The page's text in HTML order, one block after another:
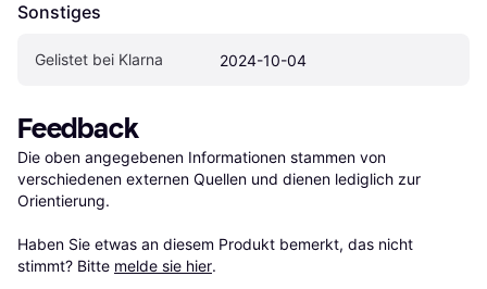
Sonstiges
Gelistet bei Klarna 2024-10-04
Feedback
Die oben angegebenen Informationen stammen von
verschiedenen externen Quellen und dienen lediglich zur
Orientierung.
Haben Sie etwas an diesem Produkt bemerkt, das nicht
stimmt? Bitte melde sie hier.